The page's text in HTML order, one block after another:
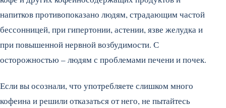
напитков противопоказано людям, страдающим частой
бессонницей, при гипертонии, астении, язве желудка и
при повышенной нервной возбудимости. С
осторожностью – людям с проблемами печени и почек.
Если вы осознали, что употребляете слишком много
кофеина и решили отказаться от него, не пытайтесь